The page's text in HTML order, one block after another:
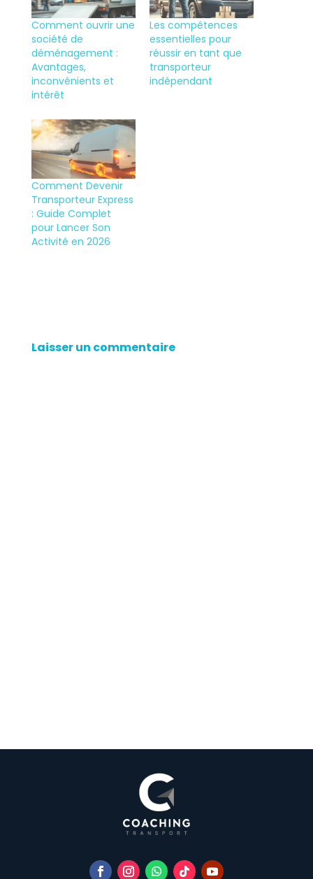
Comment ouvrir une
société de
déménagement :
Avantages,
inconvénients et
intérêt
Les compétences
essentielles pour
réussir en tant que
transporteur
indépendant
Comment Devenir
Transporteur Express
: Guide Complet
pour Lancer Son
Activité en 2026
Laisser un commentaire